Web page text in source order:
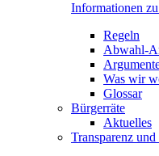
Informationen
Regeln
Abwahl-
Was wir
Glossar
Bürgerräte
Aktuelles
Transparenz